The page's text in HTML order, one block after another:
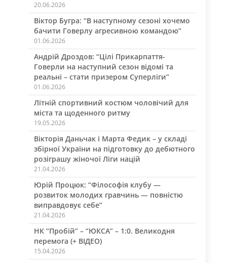
20.06.2026
Віктор Бугра: “В наступному сезоні хочемо
бачити Говерлу агресивною командою”
01.06.2026
Андрій Дроздов: “Цілі Прикарпаття-
Говерли на наступний сезон відомі та
реальні – стати призером Суперліги”
01.06.2026
Літній спортивний костюм чоловічий для
міста та щоденного ритму
19.05.2026
Вікторія Даньчак і Марта Федик – у складі
збірної України на підготовку до дебютного
розіграшу жіночої Ліги націй
21.04.2026
Юрій Процюк: “Філософія клубу —
розвиток молодих гравчинь — повністю
виправдовує себе”
21.04.2026
НК “Пробій” – “ЮКСА” – 1:0. Великодня
перемога (+ ВІДЕО)
15.04.2026